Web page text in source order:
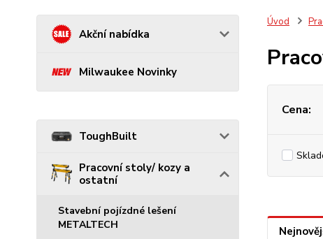
Akční nabídka
Milwaukee Novinky
ToughBuilt
Pracovní stoly/ kozy a
ostatní
Stavební pojízdné lešení
METALTECH
Úvod
Cena: